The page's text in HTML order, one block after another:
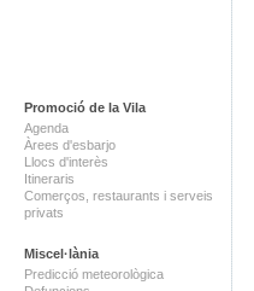
Promoció de la Vila
Agenda
Àrees d'esbarjo
Llocs d'interès
Itineraris
Comerços, restaurants i serveis
privats
Miscel·lània
Predicció meteorològica